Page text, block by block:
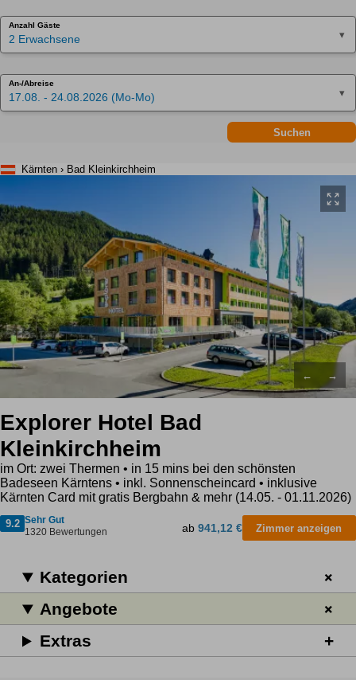
Anzahl Gäste
2 Erwachsene
An-/Abreise
17.08. - 24.08.2026 (Mo-Mo)
Suchen
Kärnten › Bad Kleinkirchheim
← →
Explorer Hotel Bad
Kleinkirchheim
im Ort: zwei Thermen • in 15 mins bei den schönsten
Badeseen Kärntens • inkl. Sonnenscheincard • inklusive
Kärnten Card mit gratis Bergbahn & mehr (14.05. - 01.11.2026)
9.2 Sehr Gut
1320 Bewertungen
ab 941,12 € Zimmer anzeigen
Kategorien
Angebote
Extras